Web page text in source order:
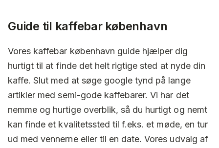
Guide til kaffebar københavn
Vores kaffebar københavn guide hjælper dig
hurtigt til at finde det helt rigtige sted at nyde din
kaffe. Slut med at søge google tynd på lange
artikler med semi-gode kaffebarer. Vi har det
nemme og hurtige overblik, så du hurtigt og nemt
kan finde et kvalitetssted til f.eks. et møde, en tur
ud med vennerne eller til en date. Vores udvalg af